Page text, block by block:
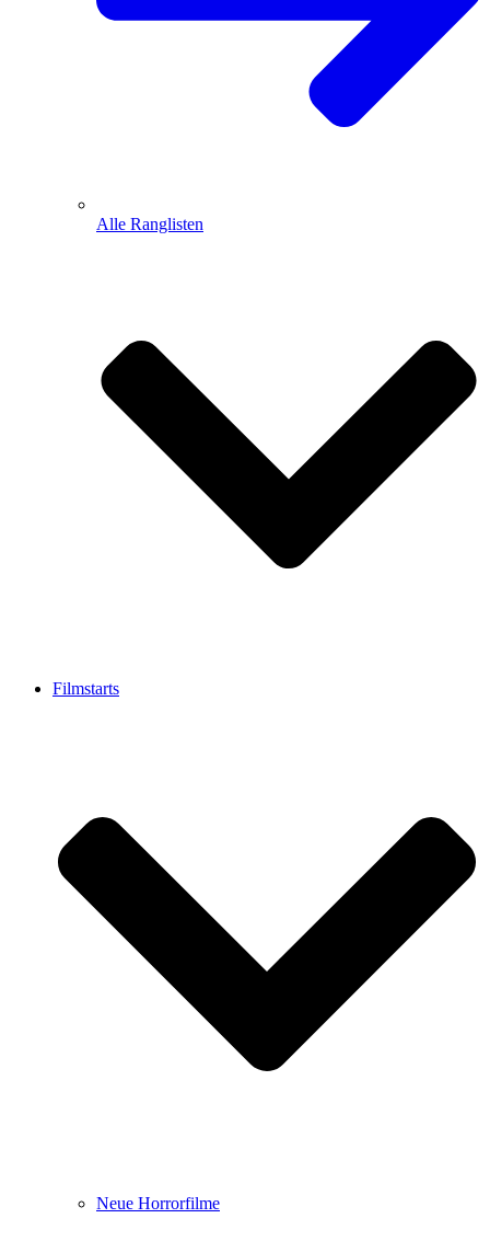
Alle Ranglisten
Filmstarts
Neue Horrorfilme